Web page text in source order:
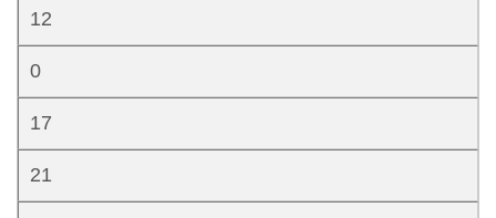
12
0
17
21